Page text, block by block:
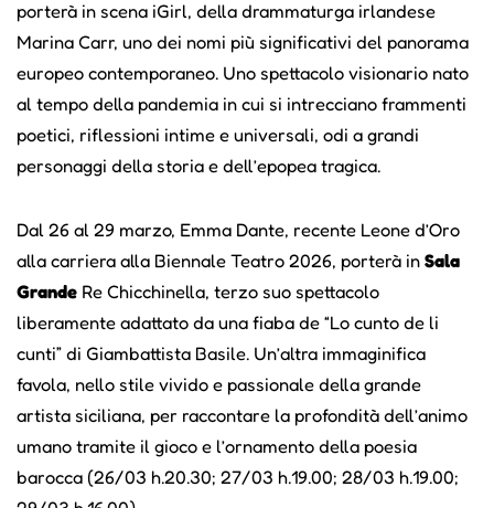
porterà in scena iGirl, della drammaturga irlandese
Marina Carr, uno dei nomi più significativi del panorama
europeo contemporaneo. Uno spettacolo visionario nato
al tempo della pandemia in cui si intrecciano frammenti
poetici, riflessioni intime e universali, odi a grandi
personaggi della storia e dell’epopea tragica.
Dal 26 al 29 marzo, Emma Dante, recente Leone d’Oro
alla carriera alla Biennale Teatro 2026, porterà in Sala
Grande Re Chicchinella, terzo suo spettacolo
liberamente adattato da una fiaba de “Lo cunto de li
cunti” di Giambattista Basile. Un’altra immaginifica
favola, nello stile vivido e passionale della grande
artista siciliana, per raccontare la profondità dell’animo
umano tramite il gioco e l’ornamento della poesia
barocca (26/03 h.20.30; 27/03 h.19.00; 28/03 h.19.00;